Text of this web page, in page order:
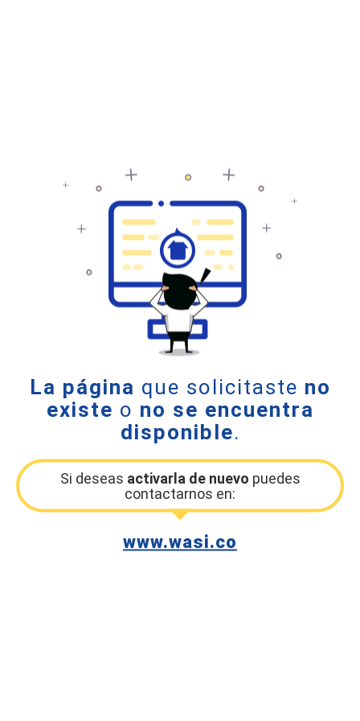
La página que solicitaste no
existe o no se encuentra
disponible.
Si deseas activarla de nuevo puedes
contactarnos en:
www.wasi.co